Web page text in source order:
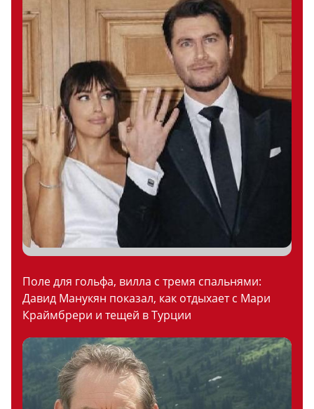
Поле для гольфа, вилла с тремя спальнями:
Давид Манукян показал, как отдыхает с Мари
Краймбрери и тещей в Турции